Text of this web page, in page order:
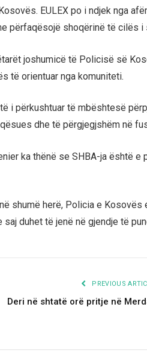
EULEX po i ndjek nga
përfaqësojë shoqërinë të cilës i
joshumicë të Policisë së
të orientuar nga komuniteti.
i përkushtuar të mbështesë
dhe të përgjegjshëm në
ka thënë se SHBA-ja është
shumë herë, Policia e
saj duhet të jenë në gjendje të
PREVIOUS
Deri në shtatë orë pritje në